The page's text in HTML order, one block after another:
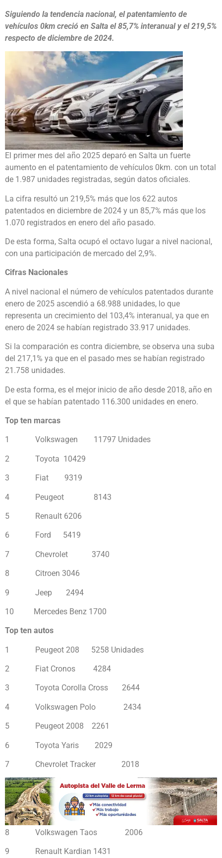
Siguiendo la tendencia nacional, el patentamiento de
vehículos 0km creció en Salta el 85,7% interanual y el 219,5%
respecto de diciembre de 2024.
El primer mes del año 2025 deparó en Salta un fuerte
aumento en el patentamiento de vehículos 0km. con un total
de 1.987 unidades registradas, según datos oficiales.
La cifra resultó un 219,5% más que los 622 autos
patentados en diciembre de 2024 y un 85,7% más que los
1.070 registrados en enero del año pasado.
De esta forma, Salta ocupó el octavo lugar a nivel nacional,
con una participación de mercado del 2,9%.
Cifras Nacionales
A nivel nacional el número de vehículos patentados durante
enero de 2025 ascendió a 68.988 unidades, lo que
representa un crecimiento del 103,4% interanual, ya que en
enero de 2024 se habían registrado 33.917 unidades.
Si la comparación es contra diciembre, se observa una suba
del 217,1% ya que en el pasado mes se habían registrado
21.758 unidades.
De esta forma, es el mejor inicio de año desde 2018, año en
el que se habían patentado 116.300 unidades en enero.
Top ten marcas
1 Volkswagen 11797 Unidades
2 Toyota 10429
3 Fiat 9319
4 Peugeot 8143
5 Renault 6206
6 Ford 5419
7 Chevrolet 3740
8 Citroen 3046
9 Jeep 2494
10 Mercedes Benz 1700
Top ten autos
1 Peugeot 208 5258 Unidades
2 Fiat Cronos 4284
3 Toyota Corolla Cross 2644
4 Volkswagen Polo 2434
5 Peugeot 2008 2261
6 Toyota Yaris 2029
7 Chevrolet Tracker 2018
8 Volkswagen Taos 2006
9 Renault Kardian 1431